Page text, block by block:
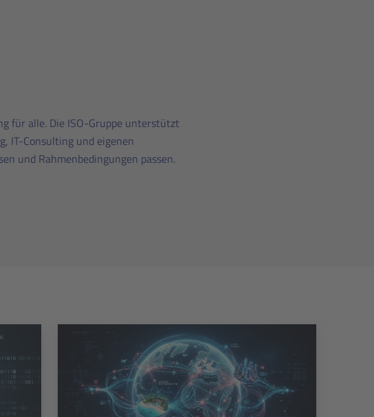
für alle. Die ISO-Gruppe unterstützt
IT-Consulting und eigenen
und Rahmenbedingungen passen.